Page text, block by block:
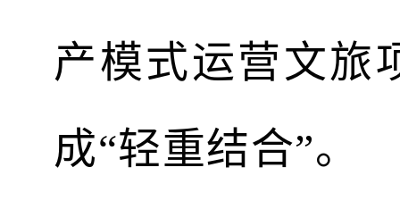
产模式运营文旅
成“轻重结合”。